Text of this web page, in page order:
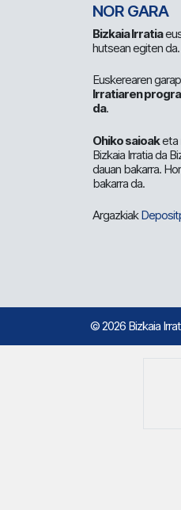
NOR GARA
Bizkaia Irratia
hutsean egiten da.
Euskerearen
Irratiaren
da.
Ohiko saioaketa
Bizkaia Irratia da
dauan bakarra.
bakarra da.
Argazkiak
© 2026 Bizkaia